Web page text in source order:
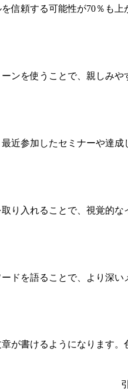
信頼する可能性が70％も
ンを使うことで、親しみ
近参加したセミナーや達
り入れることで、視覚的
ドを語ることで、より深
が書けるようになります